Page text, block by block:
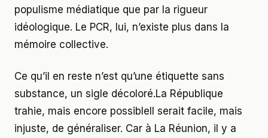
populisme médiatique que par la rigueur
idéologique. Le PCR, lui, n’existe plus dans la
mémoire collective.
Ce qu’il en reste n’est qu’une étiquette sans
substance, un sigle décoloré.La République
trahie, mais encore possibleIl serait facile, mais
injuste, de généraliser. Car à La Réunion, il y a